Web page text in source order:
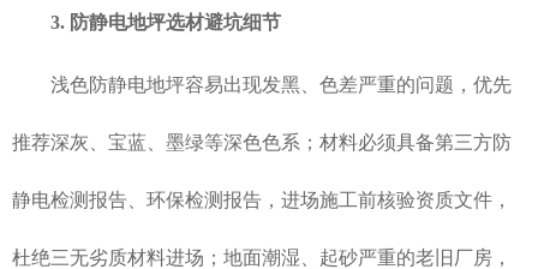
3. 防静电地坪选材避坑细节
浅色防静电地坪容易出现发黑、色差严重的问题，优先
推荐深灰、宝蓝、墨绿等深色色系；材料必须具备第三方防
静电检测报告、环保检测报告，进场施工前核验资质文件，
杜绝三无劣质材料进场；地面潮湿、起砂严重的老旧厂房，